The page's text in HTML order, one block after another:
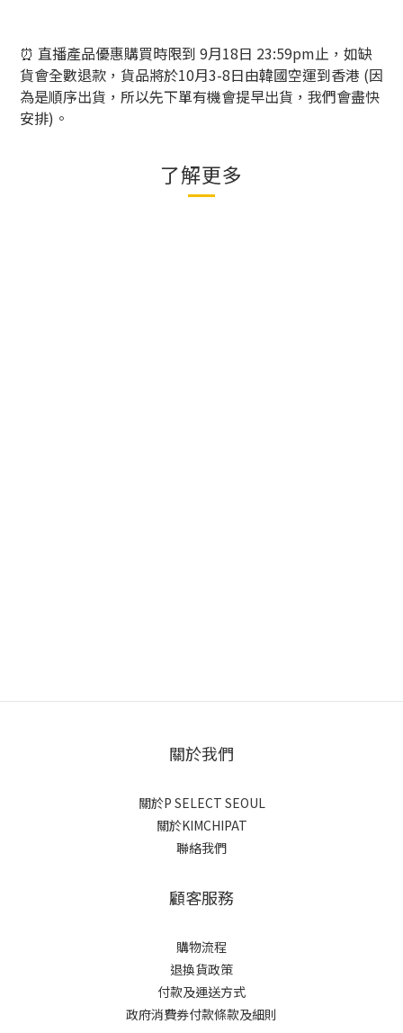
⏰ 直播產品優惠購買時限到 9月18日 23:59pm止，如缺
貨會全數退款，貨品將於10月3-8日由韓國空運到香港 (因
為是順序出貨，所以先下單有機會提早出貨，我們會盡快
安排) 。
了解更多
關於我們
關於P SELECT SEOUL
關於KIMCHIPAT
聯絡我們
顧客服務
購物流程
退換貨政策
付款及運送方式
政府消費券付款條款及細則